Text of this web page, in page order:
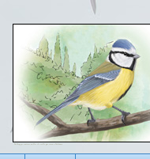
Un blog per conèixer millor els ocells que viuen a Catalunya